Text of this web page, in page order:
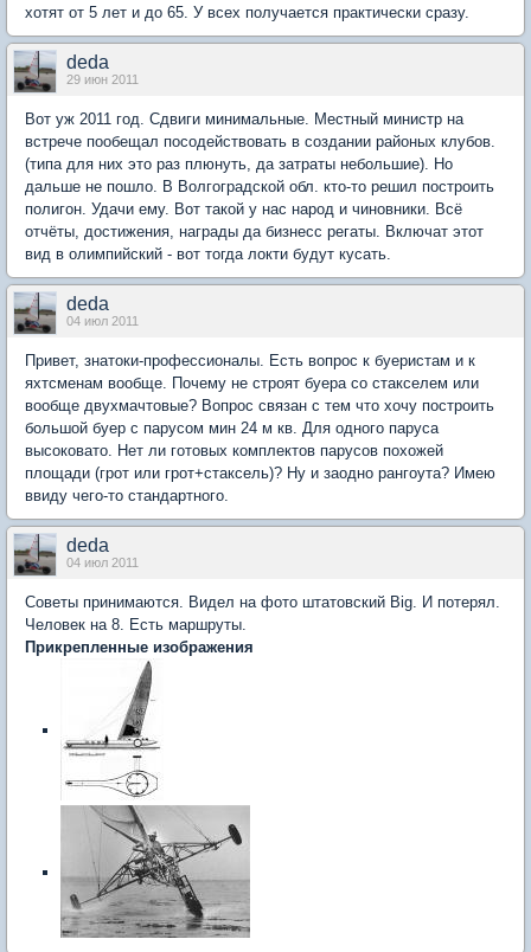
хотят от 5 лет и до 65. У всех получается практически сразу.
deda
29 июн 2011
Вот уж 2011 год. Сдвиги минимальные. Местный министр на
встрече пообещал посодействовать в создании районых клубов.
(типа для них это раз плюнуть, да затраты небольшие). Но
дальше не пошло. В Волгоградской обл. кто-то решил построить
полигон. Удачи ему. Вот такой у нас народ и чиновники. Всё
отчёты, достижения, награды да бизнесс регаты. Включат этот
вид в олимпийский - вот тогда локти будут кусать.
deda
04 июл 2011
Привет, знатоки-профессионалы. Есть вопрос к буеристам и к
яхтсменам вообще. Почему не строят буера со стакселем или
вообще двухмачтовые? Вопрос связан с тем что хочу построить
большой буер с парусом мин 24 м кв. Для одного паруса
высоковато. Нет ли готовых комплектов парусов похожей
площади (грот или грот+стаксель)? Ну и заодно рангоута? Имею
ввиду чего-то стандартного.
deda
04 июл 2011
Советы принимаются. Видел на фото штатовский Big. И потерял.
Человек на 8. Есть маршруты.
Прикрепленные изображения